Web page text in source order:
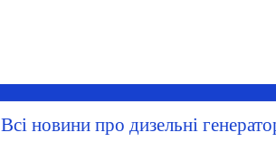
Всі новини про дизельні